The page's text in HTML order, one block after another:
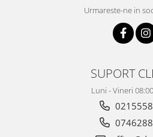
Urmareste-ne in
SUPORT
Luni - Vineri